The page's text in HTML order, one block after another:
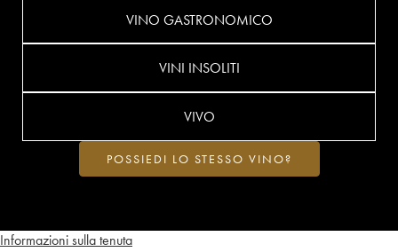
Informazioni sulla tenuta
VINO GASTRONOMICO
VINI INSOLITI
VIVO
POSSIEDI LO STESSO VINO?